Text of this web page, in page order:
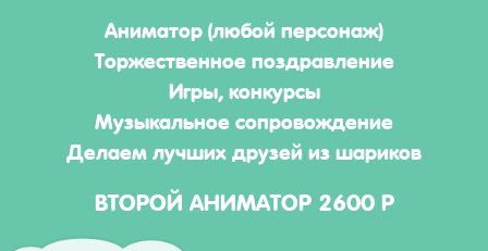
Аниматор (любой персонаж)
Торжественное поздравление
Игры, конкурсы
Музыкальное сопровождение
Делаем лучших друзей из шариков
ВТОРОЙ АНИМАТОР 2600 Р